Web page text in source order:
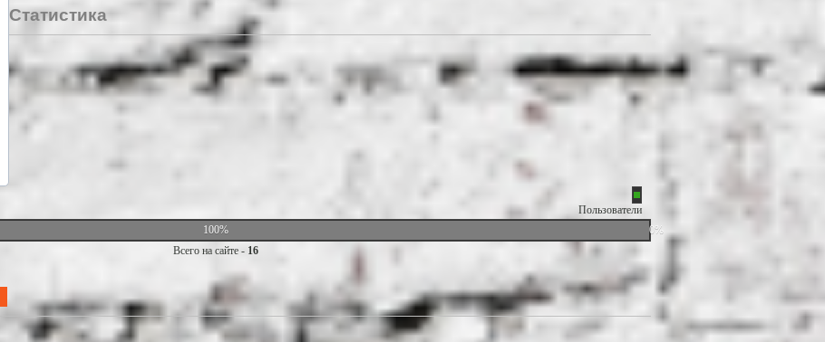
Статистика
Пользователи
100%
0%
Всего на сайте - 16